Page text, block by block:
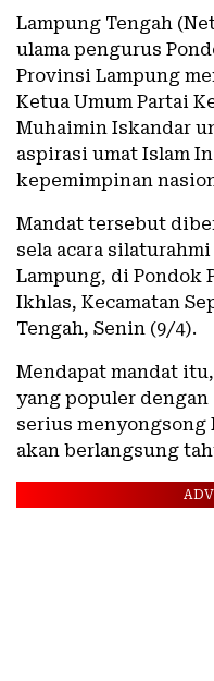
Lampung Tengah
ulama pengurus
Provinsi Lampung
Ketua Umum Partai
Muhaimin Iskandar
aspirasi umat Islam
kepemimpinan
Mandat tersebut
sela acara
Lampung, di Pondok
Ikhlas, Kecamatan
Tengah, Senin (9/4).
Mendapat mandat
yang populer
serius menyongsong
akan berlangsung